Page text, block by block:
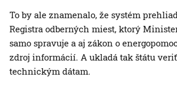
To by ale znamenalo, že systém
Registra odberných miest, ktorý
samo spravuje a aj zákon o
zdroj informácií. A ukladá tak štátu
technickým dátam.